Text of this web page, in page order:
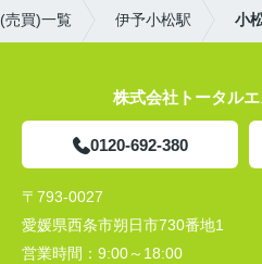
売買)一覧 伊予小松駅 小
株式会社トータル
0120-692-380
〒793-0027
愛媛県西条市朔日市730番地1
営業時間： 9:00～18:00